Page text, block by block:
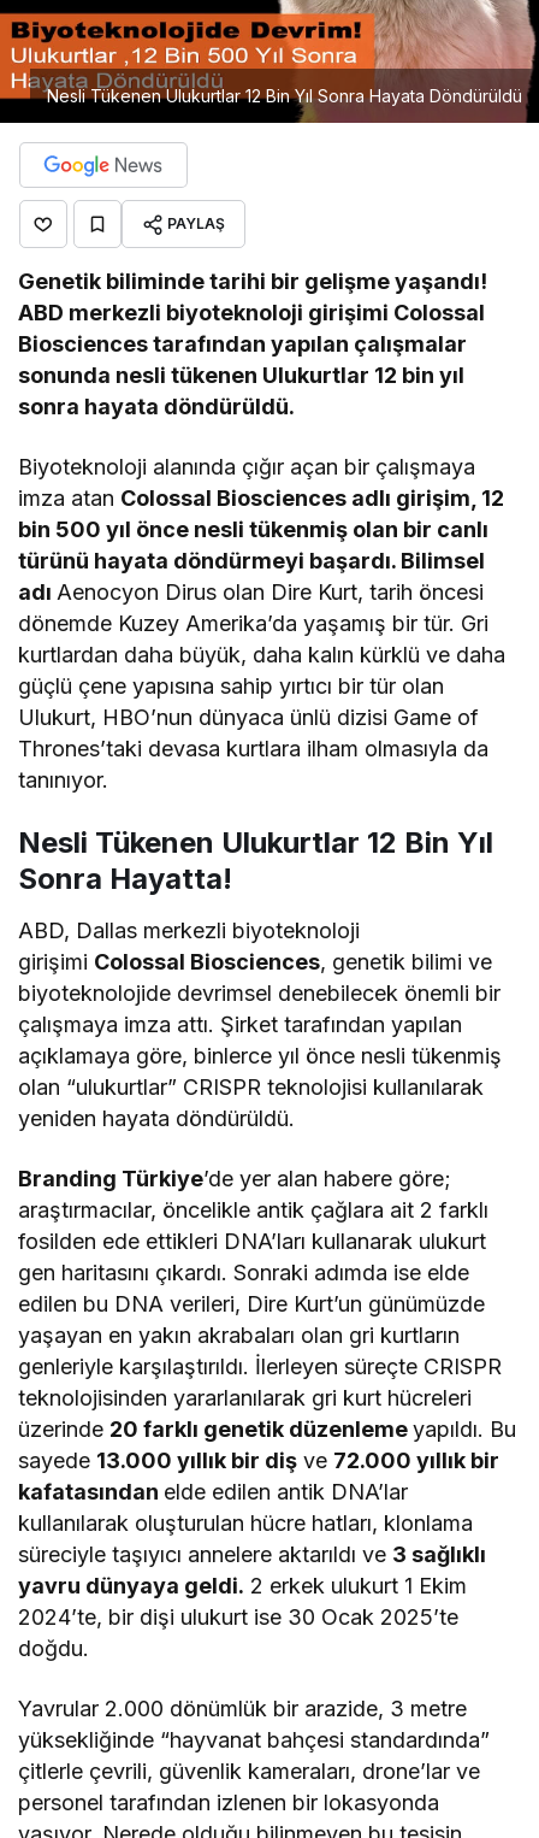
Nesli Tükenen Ulukurtlar 12 Bin Yıl Sonra Hayata Döndürüldü
PAYLAŞ
Genetik biliminde tarihi bir gelişme yaşandı!
ABD merkezli biyoteknoloji girişimi Colossal
Biosciences tarafından yapılan çalışmalar
sonunda nesli tükenen Ulukurtlar 12 bin yıl
sonra hayata döndürüldü.
Biyoteknoloji alanında çığır açan bir çalışmaya
imza atan Colossal Biosciences adlı girişim, 12
bin 500 yıl önce nesli tükenmiş olan bir canlı
türünü hayata döndürmeyi başardı. Bilimsel
adı Aenocyon Dirus olan Dire Kurt, tarih öncesi
dönemde Kuzey Amerika’da yaşamış bir tür. Gri
kurtlardan daha büyük, daha kalın kürklü ve daha
güçlü çene yapısına sahip yırtıcı bir tür olan
Ulukurt, HBO’nun dünyaca ünlü dizisi Game of
Thrones’taki devasa kurtlara ilham olmasıyla da
tanınıyor.
Nesli Tükenen Ulukurtlar 12 Bin Yıl
Sonra Hayatta!
ABD, Dallas merkezli biyoteknoloji
girişimi Colossal Biosciences, genetik bilimi ve
biyoteknolojide devrimsel denebilecek önemli bir
çalışmaya imza attı. Şirket tarafından yapılan
açıklamaya göre, binlerce yıl önce nesli tükenmiş
olan “ulukurtlar” CRISPR teknolojisi kullanılarak
yeniden hayata döndürüldü.
Branding Türkiye’de yer alan habere göre;
araştırmacılar, öncelikle antik çağlara ait 2 farklı
fosilden ede ettikleri DNA’ları kullanarak ulukurt
gen haritasını çıkardı. Sonraki adımda ise elde
edilen bu DNA verileri, Dire Kurt’un günümüzde
yaşayan en yakın akrabaları olan gri kurtların
genleriyle karşılaştırıldı. İlerleyen süreçte CRISPR
teknolojisinden yararlanılarak gri kurt hücreleri
üzerinde 20 farklı genetik düzenlemeyapıldı. Bu
sayede 13.000 yıllık bir diş ve 72.000 yıllık bir
kafatasından elde edilen antik DNA’lar
kullanılarak oluşturulan hücre hatları, klonlama
süreciyle taşıyıcı annelere aktarıldı ve 3 sağlıklı
yavru dünyaya geldi. 2 erkek ulukurt 1 Ekim
2024’te, bir dişi ulukurt ise 30 Ocak 2025’te
doğdu.
Yavrular 2.000 dönümlük bir arazide, 3 metre
yüksekliğinde “hayvanat bahçesi standardında”
çitlerle çevrili, güvenlik kameraları, drone’lar ve
personel tarafından izlenen bir lokasyonda